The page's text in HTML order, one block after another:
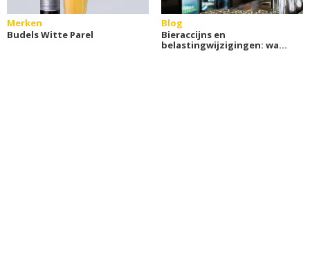
Merken
Budels Witte Parel
Blog
Bieraccijns en
belastingwijzigingen: wat